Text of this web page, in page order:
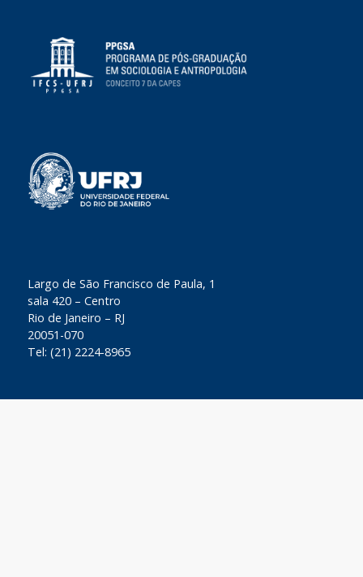
​Largo de São Francisco de Paula, 1
sala 420 – Centro
Rio de Janeiro – RJ
20051-070
Tel: (21) 2224-8965